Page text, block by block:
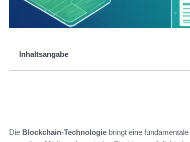
Inhaltsangabe
Die Blockchain-Technologie bringt eine